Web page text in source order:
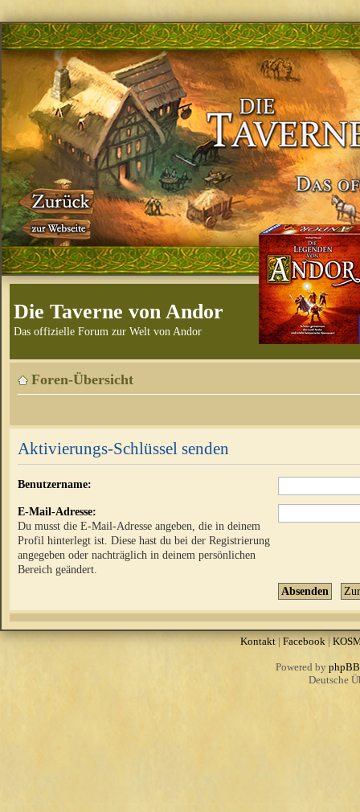
Die Taverne von Andor
Das offizielle Forum zur Welt von Andor
Foren-Übersicht
Aktivierungs-Schlüssel senden
Benutzername:
E-Mail-Adresse:
Du musst die E-Mail-Adresse angeben, die in deinem
Profil hinterlegt ist. Diese hast du bei der Registrierung
angegeben oder nachträglich in deinem persönlichen
Bereich geändert.
Kontakt| Facebook |
Powered by phpBB
Deutsche